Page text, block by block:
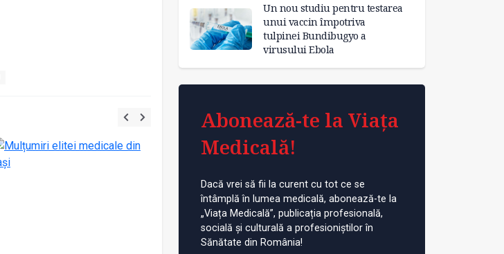
Un nou studiu pentru testarea
unui vaccin împotriva
tulpinei Bundibugyo a
virusului Ebola
Abonează-te la Viața
Medicală!
Dacă vrei să fii la curent cu tot ce se
întâmplă în lumea medicală, abonează-te la
„Viața Medicală”, publicația profesională,
socială și culturală a profesioniștilor în
Sănătate din România!